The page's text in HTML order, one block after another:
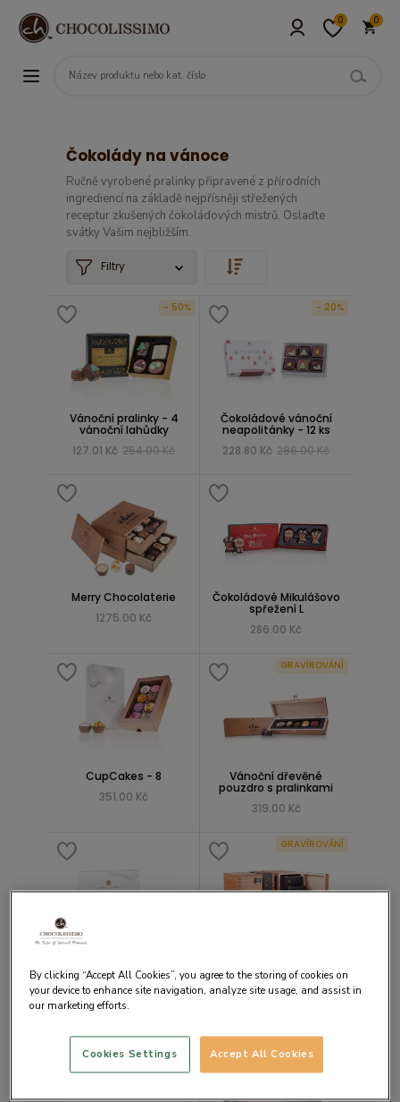
0 0
Čokolády na vánoce
Ručně vyrobené pralinky připravené z přírodních
ingrediencí na základě nejpřísněji střežených
receptur zkušených čokoládových mistrů. Oslaďte
svátky Vašim nejbližším.
Filtry
- 50%
Vánoční pralinky - 4
vánoční lahůdky
127.01 Kč 254.00 Kč
- 20%
Čokoládové vánoční
neapolitánky - 12 ks
228.80 Kč 286.00 Kč
Merry Chocolaterie
1275.00 Kč
Čokoládové Mikulášovo
spřežení L
286.00 Kč
CupCakes - 8
351.00 Kč
GRAVÍROVÁNÍ
Vánoční dřevěné
pouzdro s pralinkami
319.00 Kč
318.00 Kč
GRAVÍROVÁNÍ
2167.00 Kč
By clicking “Accept All Cookies”, you agree to the storing of cookies on
your device to enhance site navigation, analyze site usage, and assist in
our marketing efforts.
Accept All Cookies
Cookies Settings